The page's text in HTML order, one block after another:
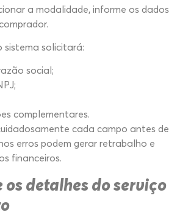
a modalidade, informe os dados
sistema solicitará:
social;
complementares.
cada campo antes de
erros podem gerar retrabalho e
financeiros.
os detalhes do serviço